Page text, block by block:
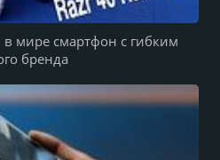
мире смартфон с гибким
бренда